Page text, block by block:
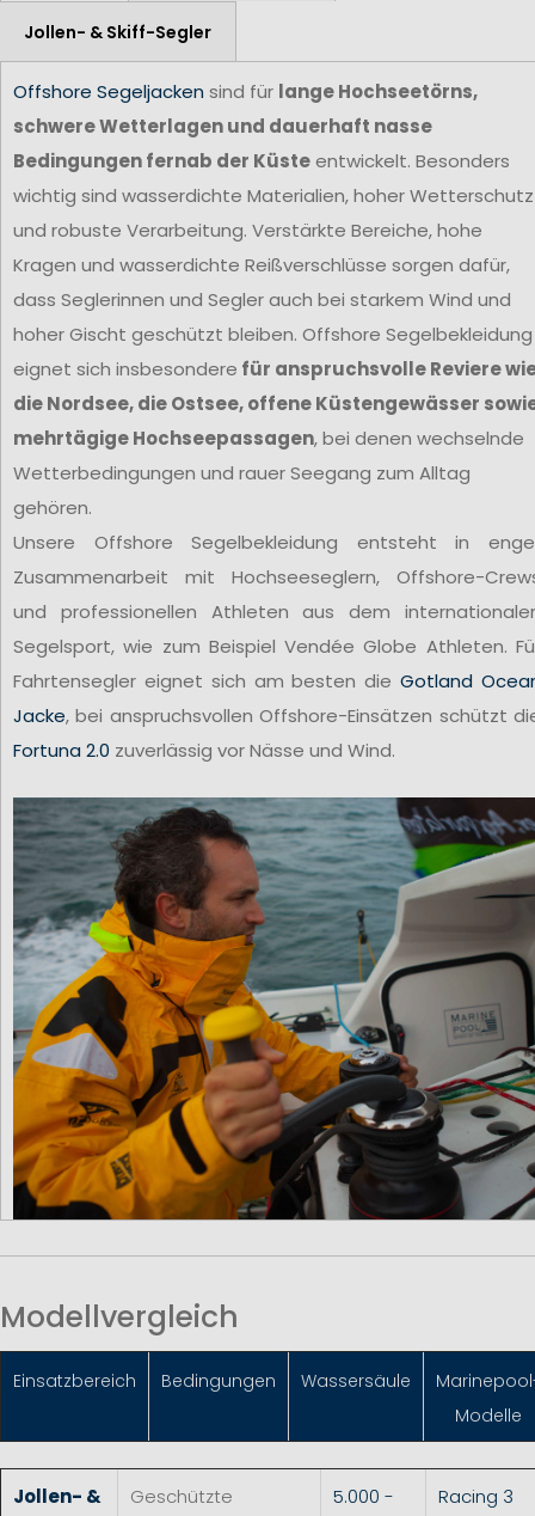
Jollen- & Skiff-Segler
Offshore Segeljacken sind für lange Hochseetörns,
schwere Wetterlagen und dauerhaft nasse
Bedingungen fernab der Küsteentwickelt. Besonders
wichtig sind wasserdichte Materialien, hoher Wetterschutz
und robuste Verarbeitung. Verstärkte Bereiche, hohe
Kragen und wasserdichte Reißverschlüsse sorgen dafür,
dass Seglerinnen und Segler auch bei starkem Wind und
hoher Gischt geschützt bleiben. Offshore Segelbekleidung
eignet sich insbesondere für anspruchsvolle Reviere
die Nordsee, die Ostsee, offene Küstengewässer
mehrtägige Hochseepassagen, bei denen wechselnde
Wetterbedingungen und rauer Seegang zum Alltag
gehören.
Unsere Offshore Segelbekleidung entsteht in
Zusammenarbeit mit Hochseeseglern, Offshore-
und professionellen Athleten aus dem
Segelsport, wie zum Beispiel Vendée Globe Athleten.
Fahrtensegler eignet sich am besten dieGotland
Jacke, bei anspruchsvollen Offshore-Einsätzen schützt
Fortuna 2.0 zuverlässig vor Nässe und Wind.
Modellvergleich
Einsatzbereich Bedingungen Wassersäule
Modelle
Jollen- &
Geschützte
5.000 -
Racing 3